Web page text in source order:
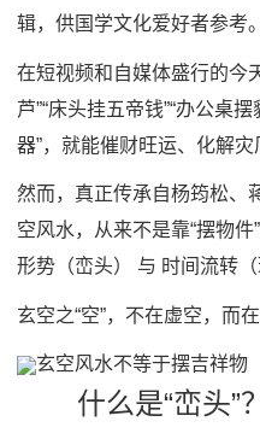
辑，供国学文化爱好者参考。
在短视频和自媒体盛行的今
芦”“床头挂五帝钱”“办公桌
器”，就能催财旺运、化解灾
然而，真正传承自杨筠松、
空风水，从来不是靠“摆物
形势（峦头） 与 时间流转（
玄空之“空”，不在虚空，而
玄空风水不等于摆吉祥物
什么是“峦头”